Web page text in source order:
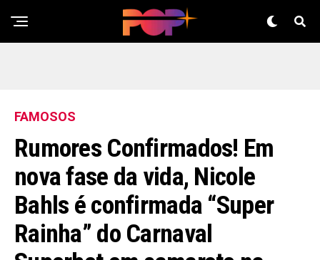
FAMOSOS
Rumores Confirmados! Em
nova fase da vida, Nicole
Bahls é confirmada “Super
Rainha” do Carnaval